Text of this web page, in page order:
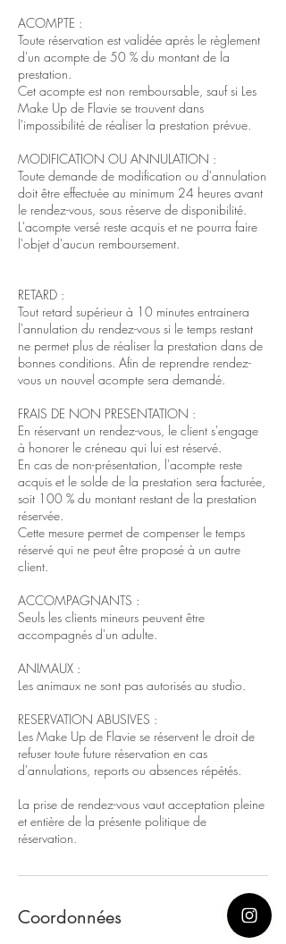
ACOMPTE :
Toute réservation est validée après le règlement
d'un acompte de 50 % du montant de la
prestation.
Cet acompte est non remboursable, sauf si Les
Make Up de Flavie se trouvent dans
l'impossibilité de réaliser la prestation prévue.
MODIFICATION OU ANNULATION :
Toute demande de modification ou d'annulation
doit être effectuée au minimum 24 heures avant
le rendez-vous, sous réserve de disponibilité.
L'acompte versé reste acquis et ne pourra faire
l'objet d'aucun remboursement.
RETARD :
Tout retard supérieur à 10 minutes entrainera
l'annulation du rendez-vous si le temps restant
ne permet plus de réaliser la prestation dans de
bonnes conditions. Afin de reprendre rendez-
vous un nouvel acompte sera demandé.
FRAIS DE NON PRESENTATION :
En réservant un rendez-vous, le client s'engage
à honorer le créneau qui lui est réservé.
En cas de non-présentation, l'acompte reste
acquis et le solde de la prestation sera facturée,
soit 100 % du montant restant de la prestation
réservée.
Cette mesure permet de compenser le temps
réservé qui ne peut être proposé à un autre
client.
ACCOMPAGNANTS :
Seuls les clients mineurs peuvent être
accompagnés d'un adulte.
ANIMAUX :
Les animaux ne sont pas autorisés au studio.
RESERVATION ABUSIVES :
Les Make Up de Flavie se réservent le droit de
refuser toute future réservation en cas
d'annulations, reports ou absences répétés.
La prise de rendez-vous vaut acceptation pleine
et entière de la présente politique de
réservation.
Coordonnées